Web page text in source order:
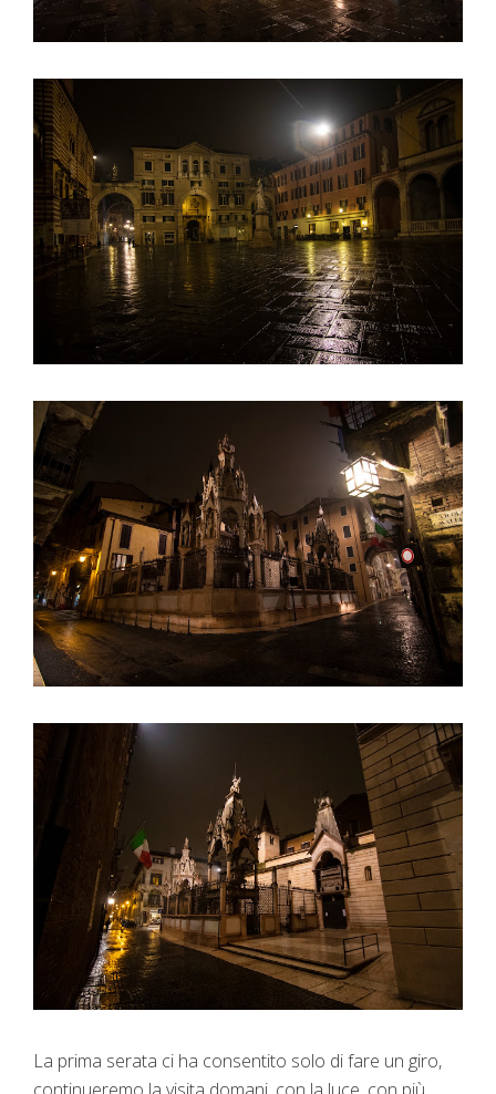
La prima serata ci ha consentito solo di fare un giro,